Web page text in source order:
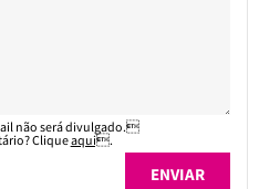
não será divulgado.
Cliqueaqui.